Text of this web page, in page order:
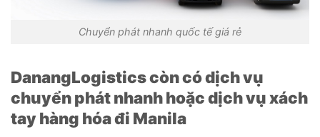
Chuyển phát nhanh quốc tế giá rẻ
DanangLogistics còn có dịch vụ
chuyển phát nhanh hoặc dịch vụ xách
tay hàng hóa đi Manila